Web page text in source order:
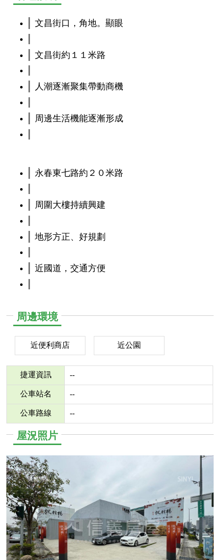
文昌街口，角地。顯眼
文昌街約１１米路
人潮逐漸聚集帶動商機
周邊生活機能逐漸形成
永春東七路約２０米路
周圍大樓持續興建
地形方正、好規劃
近國道，交通方便
周邊環境
近便利商店 近公園
捷運資訊 --
公車站名 --
公車路線 --
屋況照片